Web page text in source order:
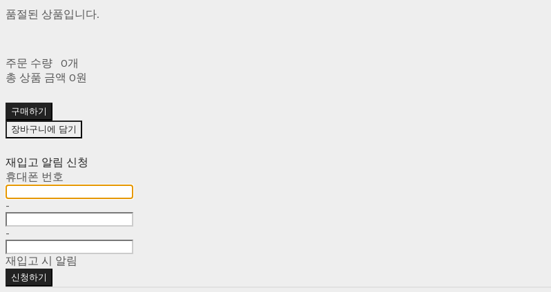
품절된 상품입니다.
주문 수량
0개
총 상품 금액 0원
구매하기
장바구니에 담기
재입고 알림 신청
휴대폰 번호
-
-
재입고 시 알림
신청하기